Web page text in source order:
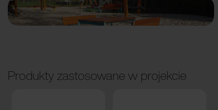
Produkty zastosowane w projekcie